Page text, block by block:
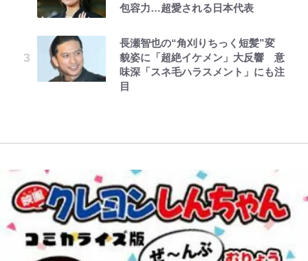
包容力…超愛される日本代表
長瀬智也の“角刈りちっく短髪”変
貌姿に「超絶イケメン」大反響 意
味深「スネ毛ハラスメント」にも注
目
トンデモシーン」 「Zザク」に
令和のNBAを先取りしていた!?
『SLAM DUNK』が30年前に描い
た「驚きの戦術」ストレッチ5に大
選！ 安全＆快適につながる「荷物
「実体験レポ」
【自転車】「若いときは登れたんだ
けど……」 グラベルバイクで暑さ
薫がブライトン新ユニのモデルで完
ら大歓迎されてる｣｢元気な姿見れ
て…｣
W杯クオーター制への大反発か、
3月の会長選】(3)
22歳でアイドルの道を切り拓いた
三代目魚武濱田成夫「すっごい勉強
ができない阿呆」が京都の名門美術
高校に受かった理由「落ちたと思っ
水準に耐えられないので貴族を目指
します~ 第37話(2)
著